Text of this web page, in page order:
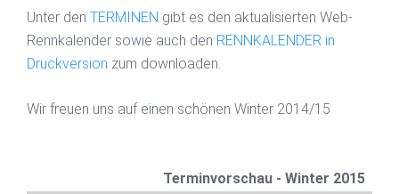
Unter den TERMINEN gibt es den aktualisierten Web-
Rennkalender sowie auch den RENNKALENDER in
Druckversion zum downloaden.
Wir freuen uns auf einen schönen Winter 2014/15
Terminvorschau - Winter 2015